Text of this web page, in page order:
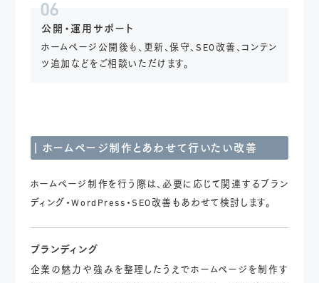
06
公開・運用サポート
ホームページ公開後も、更新、保守、SEO改善、コンテン
ツ追加などをご相談いただけます。
ホームページ制作と あわせて行いたい改善
ホームページ制作を行う際は、必要に応じて関連するブラン
ディング・WordPress・SEO改善もあわせて検討します。
ブランディング
企業の魅力や強みを整理したうえでホームページを制作す